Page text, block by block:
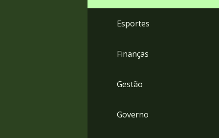
Esportes
Finanças
Gestão
Governo